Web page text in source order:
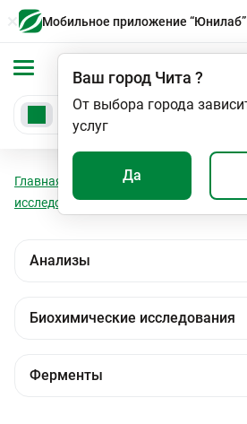
Мобильное приложение “Юнилаб”
Ваш город Чита ?
От выбора города
услуг
Да
Главная Анализы
исследования
Ферменты